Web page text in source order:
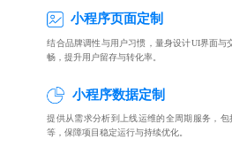
小程序页面定制
结合品牌调性与用户习惯，量身设计UI界面与
畅，提升用户留存与转化率。
小程序数据定制
提供从需求分析到上线运维的全周期服务，
等，保障项目稳定运行与持续优化。